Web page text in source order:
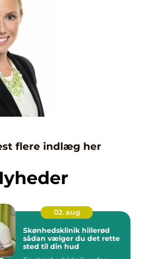
flere indlæg her
02. aug
Skønhedsklinik hillerød
sådan vælger du det rette
sted til din hud